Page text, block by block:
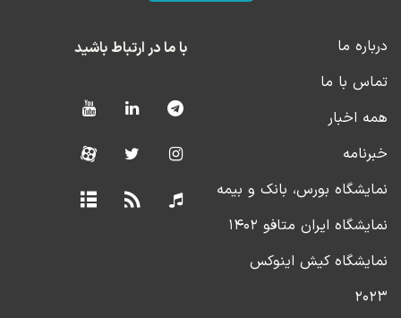
درباره ما
تماس با ما
همه اخبار
خبرنامه
نمایشگاه بورس، بانک و بیمه
نمایشگاه ایران متافو ۱۴۰۲
نمایشگاه کیش اینوکس
۲۰۲۳
با ما در ارتباط باشید